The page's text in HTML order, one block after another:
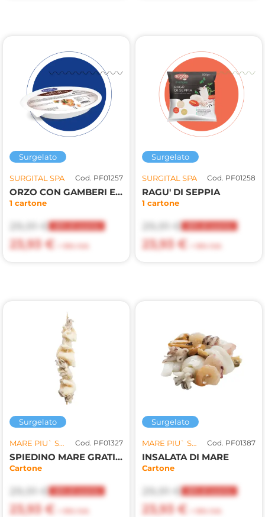
Surgelato
SURGITAL SPA Cod. PF01257
ORZO CON GAMBERI E VERDURE
1 cartone
29,91 €
23,93 €
Surgelato
SURGITAL SPA Cod. PF01258
RAGU' DI SEPPIA
1 cartone
29,91 €
23,93 €
Surgelato
MARE PIU` SRL Cod. PF01327
SPIEDINO MARE GRATINATO 3KG
Cartone
29,91 €
23,93 €
Surgelato
MARE PIU` SRL Cod. PF01387
INSALATA DI MARE
Cartone
29,91 €
23,93 €